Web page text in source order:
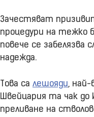
Зачестяват
процедури на тежко
повече се забелязва
надежда.
Това са лешояди, най-
Швейцария та чак до
преливане на